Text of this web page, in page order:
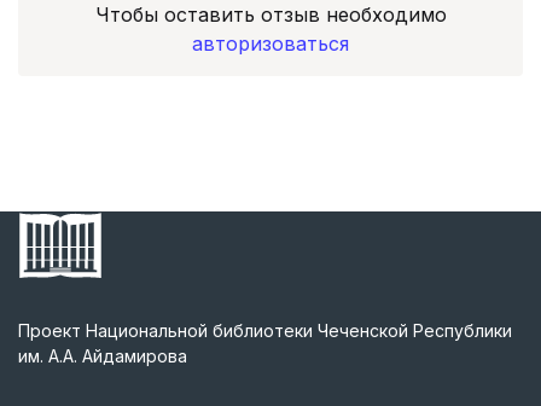
Чтобы оставить отзыв необходимо
авторизоваться
Проект Национальной библиотеки Чеченской Республики
им. А.А. Айдамирова